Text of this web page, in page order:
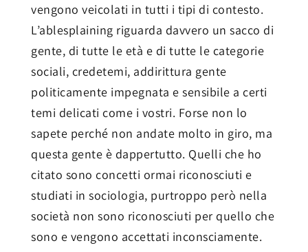
vengono veicolati in tutti i tipi di contesto.
L’ablesplaining riguarda davvero un sacco di
gente, di tutte le età e di tutte le categorie
sociali, credetemi, addirittura gente
politicamente impegnata e sensibile a certi
temi delicati come i vostri. Forse non lo
sapete perché non andate molto in giro, ma
questa gente è dappertutto. Quelli che ho
citato sono concetti ormai riconosciuti e
studiati in sociologia, purtroppo però nella
società non sono riconosciuti per quello che
sono e vengono accettati inconsciamente.